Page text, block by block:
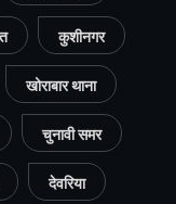
कुशीनगर
खोराबार थाना
चुनावी समर
देवरिया